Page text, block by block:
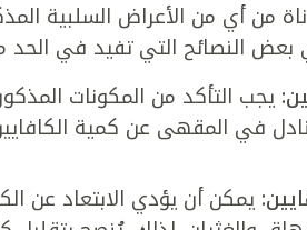
من أي من الأعراض السلبية
بعض النصائح التي تفيد في الحد
يجب التأكد من المكونات
في المقهى عن كمية
يمكن أن يؤدي الابتعاد عن